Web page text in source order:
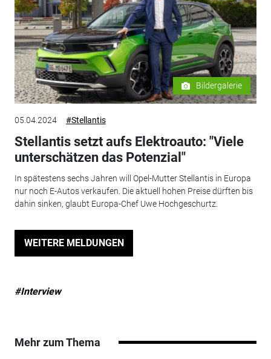
Bildergalerie
05.04.2024 #Stellantis
Stellantis setzt aufs Elektroauto: "Viele
unterschätzen das Potenzial"
In spätestens sechs Jahren will Opel-Mutter Stellantis in Europa
nur noch E-Autos verkaufen. Die aktuell hohen Preise dürften bis
dahin sinken, glaubt Europa-Chef Uwe Hochgeschurtz.
WEITERE MELDUNGEN
#Interview
Mehr zum Thema